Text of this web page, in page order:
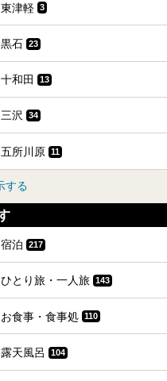
東津軽 3
黒石 23
十和田 13
三沢 34
五所川原 11
する
宿泊 217
ひとり旅・一人旅 143
お食事・食事処 110
露天風呂 104